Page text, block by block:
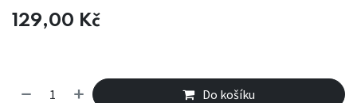
129,00 Kč
Do košíku